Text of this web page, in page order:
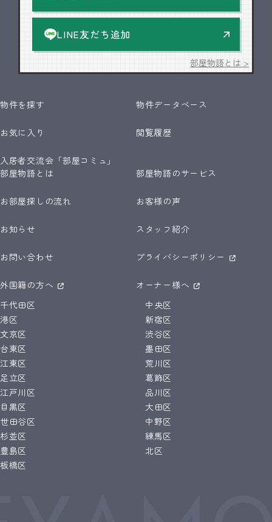
LINE友だち追加
部屋物語とは >
物件を探す 物件データベース
お気に入り 閲覧履歴
入居者交流会「部屋コミュ」
部屋物語とは
部屋物語のサービス
お部屋探しの流れ お客様の声
お知らせ スタッフ紹介
お問い合わせ プライバシーポリシー
外国籍の方へ
オーナー様へ
千代田区
中央区
港区
新宿区
文京区
渋谷区
台東区
墨田区
江東区
荒川区
足立区
葛飾区
江戸川区
品川区
目黒区
大田区
世田谷区
中野区
杉並区
練馬区
豊島区
北区
板橋区